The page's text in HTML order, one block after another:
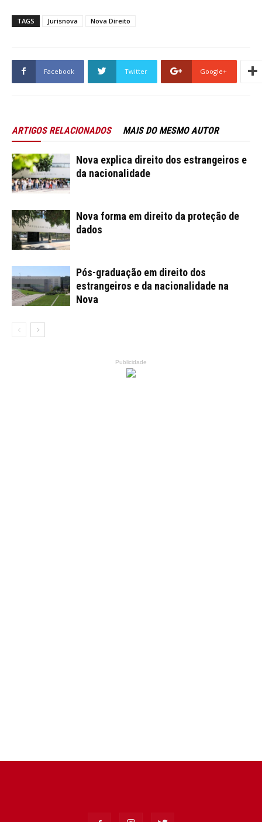
TAGS Jurisnova Nova Direito
Facebook Twitter Google+
ARTIGOS RELACIONADOS MAIS DO MESMO AUTOR
Nova explica direito dos estrangeiros e
da nacionalidade
Nova forma em direito da proteção de
dados
Pós-graduação em direito dos
estrangeiros e da nacionalidade na
Nova
Publicidade